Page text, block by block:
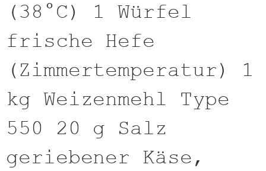
(38°C) 1 Würfel
frische Hefe
(Zimmertemperatur) 1
kg Weizenmehl Type
550 20 g Salz
geriebener Käse,